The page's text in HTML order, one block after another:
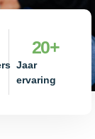
Jaar
ervaring
20+